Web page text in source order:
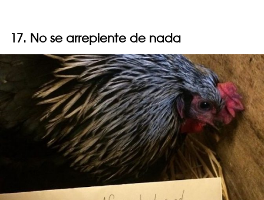
17. No se arrepiente de nada